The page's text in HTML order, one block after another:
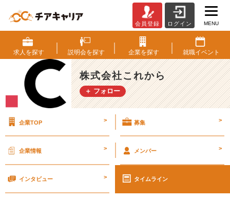
り
1
回】
今
説
明
し
方、
会員登録 ログイン MENU
求人を探す 説明会を探す 企業を探す 就職イベント
株式会社これから
＋ フォロー
企業TOP > 募集 >
企業情報 > メンバー >
インタビュー > タイムライン